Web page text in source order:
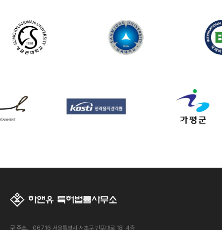
구 주소. 06716 서울특별시 서초구 반포대로 18, 4층